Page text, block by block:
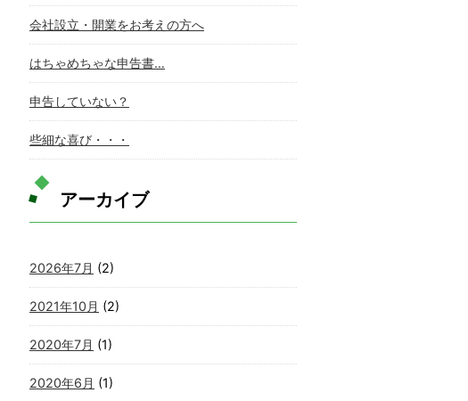
会社設立・開業をお考えの方へ
はちゃめちゃな申告書…
申告していない？
些細な喜び・・・
アーカイブ
2026年7月 (2)
2021年10月 (2)
2020年7月 (1)
2020年6月 (1)